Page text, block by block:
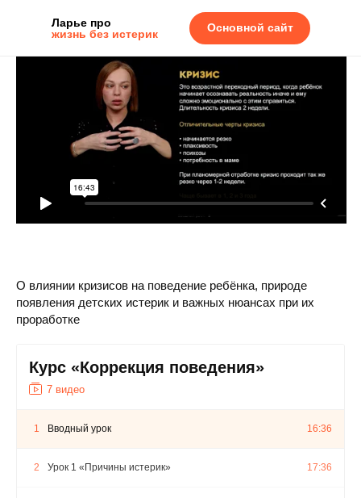
Основной сайт
Ларье про
жизнь без истерик
Курс «Коррекция поведения»
7 видео
1 Вводный урок 16:36
2 Урок 1 «Причины истерик» 17:36
О влиянии кризисов на поведение ребёнка, природе
появления детских истерик и важных нюансах при их
проработке